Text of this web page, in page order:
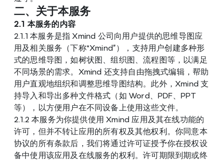
二、关于本服务
2.1 本服务的内容
2.1.1 本服务是指 Xmind 公司向用户提供的思维导图应
用及相关服务（下称“Xmind”），支持用户创建多种形
式的思维导图，如树状图、组织图、流程图等，以满足
不同场景的需求。Xmind 还支持自由拖拽式编辑，帮助
用户直观地组织和调整思维导图结构。此外，Xmind 支
持导入和导出多种文件格式（如 Word、PDF、PPT
等），以方便用户在不同设备上使用这些文件。
2.1.2 本服务为你提供使用 Xmind 应用及其在线功能的
许可，但并不转让应用的所有权及其他权利。你同意本
协议的所有条款后，我们将通过许可证授予你在授权设
备中使用该应用及在线服务的权利。许可期限到期或终